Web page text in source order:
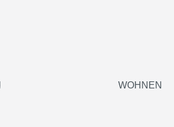
WOHNEN